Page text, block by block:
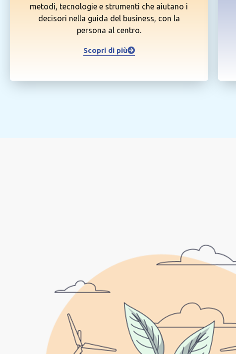
metodi, tecnologie e strumenti che aiutano i
decisori nella guida del business, con la
persona al centro.
Scopri di più